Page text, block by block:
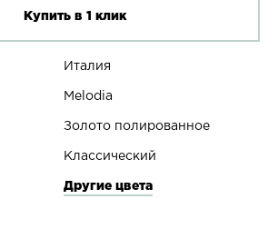
Купить в 1 клик
Италия
Melodia
Золото полированное
Классический
Другие цвета